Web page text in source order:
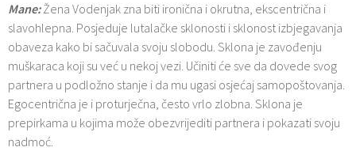
Mane:Žena Vodenjak zna biti ironična i okrutna, ekscentrična i
slavohlepna. Posjeduje lutalačke sklonosti i sklonost izbjegavanja
obaveza kako bi sačuvala svoju slobodu. Sklona je zavođenju
muškaraca koji su već u nekoj vezi. Učiniti će sve da dovede svog
partnera u podložno stanje i da mu ugasi osjećaj samopoštovanja.
Egocentrična je i proturječna, često vrlo zlobna. Sklona je
prepirkama u kojima može obezvrijediti partnera i pokazati svoju
nadmoć.